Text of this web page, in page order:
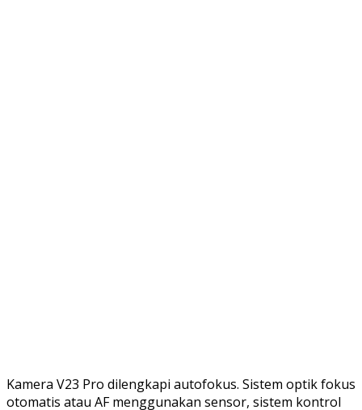
Kamera V23 Pro dilengkapi autofokus. Sistem optik fokus
otomatis atau AF menggunakan sensor, sistem kontrol